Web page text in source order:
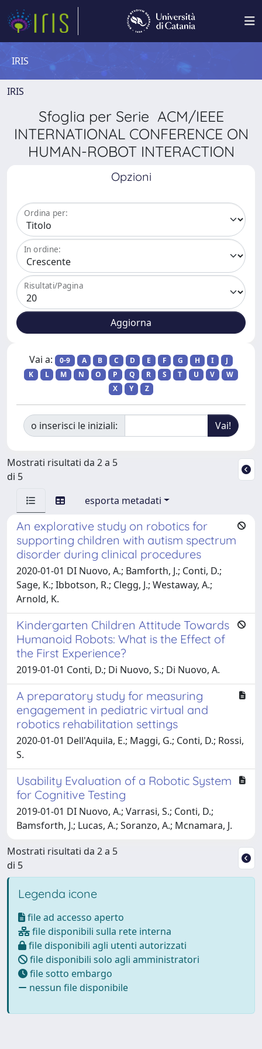
IRIS
IRIS
Sfoglia per Serie ACM/IEEE
INTERNATIONAL CONFERENCE ON
HUMAN-ROBOT INTERACTION
Opzioni
Ordina per:
In ordine:
Risultati/Pagina
Vai a: 0-9 A B C D E F G H I
J
K
L M N O P Q R S T U V
W
X
Y Z
o inserisci le iniziali:
Mostrati risultati da 2 a 5
di 5
esporta metadati
An explorative study on robotics for
supporting children with autism spectrum
disorder during clinical procedures
2020-01-01 DI Nuovo, A.; Bamforth, J.; Conti, D.;
Sage, K.; Ibbotson, R.; Clegg, J.; Westaway, A.;
Arnold, K.
Kindergarten Children Attitude Towards
Humanoid Robots: What is the Effect of
the First Experience?
2019-01-01 Conti, D.; Di Nuovo, S.; Di Nuovo, A.
A preparatory study for measuring
engagement in pediatric virtual and
robotics rehabilitation settings
2020-01-01 Dell'Aquila, E.; Maggi, G.; Conti, D.; Rossi,
S.
Usability Evaluation of a Robotic System
for Cognitive Testing
2019-01-01 DI Nuovo, A.; Varrasi, S.; Conti, D.;
Bamsforth, J.; Lucas, A.; Soranzo, A.; Mcnamara, J.
Mostrati risultati da 2 a 5
di 5
Legenda icone
file ad accesso aperto
file disponibili sulla rete interna
file disponibili agli utenti autorizzati
file disponibili solo agli amministratori
file sotto embargo
nessun file disponibile